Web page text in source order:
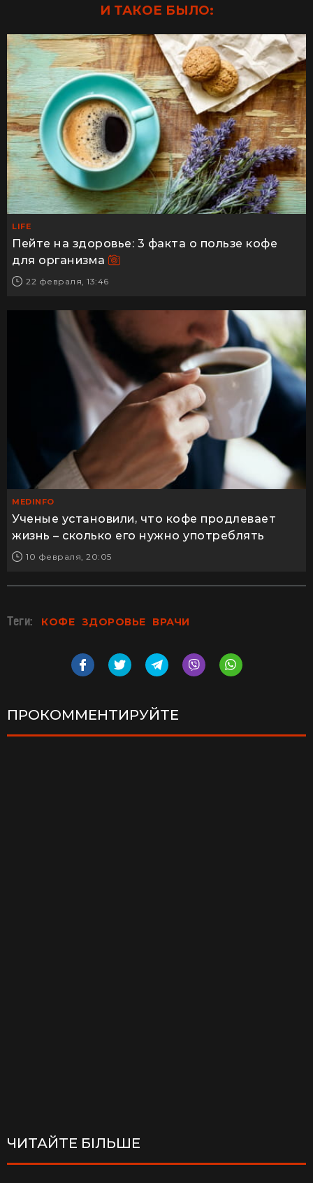
И ТАКОЕ БЫЛО:
LIFE
Пейте на здоровье: 3 факта о пользе кофе
для организма
22 февраля, 13:46
MEDINFO
Ученые установили, что кофе продлевает
жизнь – сколько его нужно употреблять
10 февраля, 20:05
Теги: КОФЕ ЗДОРОВЬЕ ВРАЧИ
ПРОКОММЕНТИРУЙТЕ
ЧИТАЙТЕ БІЛЬШЕ